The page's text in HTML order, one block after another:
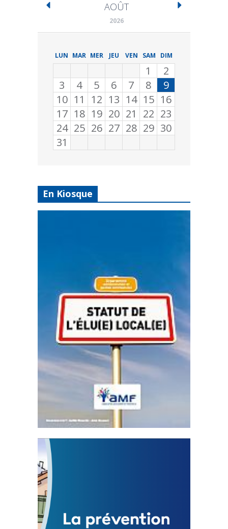
AOÛT
2026
LUN MAR MER JEU VEN SAM DIM
1
2
3
4 5 6 7 8
9
10 11 12 13 14 15 16
17 18 19 20 21 22 23
24 25 26 27 28 29 30
31
En Kiosque
Statut de l’élu local
3 avril 2024
Mise à jour avril 2024
FEUILLETER